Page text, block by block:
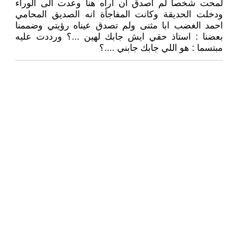
لمحت شخصا لم اصدق ان اراه هنا وعدت الى الوراء
ودخلت الحديقة وكانت المفاجأة انه الصديق المحامي
احمد الغضب ابا مثنى ولم تصدق عيناه رؤيتي وضممنا
بعضنا : استاذ حقي ايش جابك لهين ...؟ ورددت عليه
مبتسما : هو اللي جابك جابني ....؟